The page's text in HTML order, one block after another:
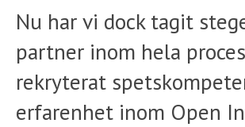
Nu har vi dock tagit
partner inom hela
rekryterat
erfarenhet inom Open